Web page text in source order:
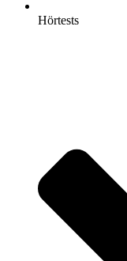
Hörtests